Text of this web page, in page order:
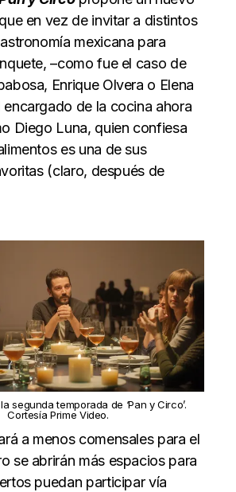
en vez de invitar a distintos
mexicana para
–como fue el caso de
Enrique Olvera o Elena
encargado de la cocina ahora
Diego Luna, quien confiesa
es una de sus
(claro, después de
segunda temporada de ‘Pan y Circo’.
Cortesía Prime Video.
a menos comensales para el
se abrirán más espacios para
puedan participar vía